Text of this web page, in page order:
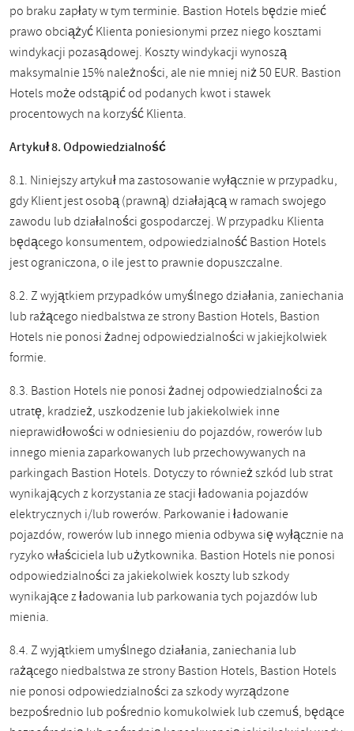
po braku zapłaty w tym terminie. Bastion Hotels będzie mieć
prawo obciążyć Klienta poniesionymi przez niego kosztami
windykacji pozasądowej. Koszty windykacji wynoszą
maksymalnie 15% należności, ale nie mniej niż 50 EUR. Bastion
Hotels może odstąpić od podanych kwot i stawek
procentowych na korzyść Klienta.
Artykuł 8. Odpowiedzialność
8.1. Niniejszy artykuł ma zastosowanie wyłącznie w przypadku,
gdy Klient jest osobą (prawną) działającą w ramach swojego
zawodu lub działalności gospodarczej. W przypadku Klienta
będącego konsumentem, odpowiedzialność Bastion Hotels
jest ograniczona, o ile jest to prawnie dopuszczalne.
8.2. Z wyjątkiem przypadków umyślnego działania, zaniechania
lub rażącego niedbalstwa ze strony Bastion Hotels, Bastion
Hotels nie ponosi żadnej odpowiedzialności w jakiejkolwiek
formie.
8.3. Bastion Hotels nie ponosi żadnej odpowiedzialności za
utratę, kradzież, uszkodzenie lub jakiekolwiek inne
nieprawidłowości w odniesieniu do pojazdów, rowerów lub
innego mienia zaparkowanych lub przechowywanych na
parkingach Bastion Hotels. Dotyczy to również szkód lub strat
wynikających z korzystania ze stacji ładowania pojazdów
elektrycznych i/lub rowerów. Parkowanie i ładowanie
pojazdów, rowerów lub innego mienia odbywa się wyłącznie na
ryzyko właściciela lub użytkownika. Bastion Hotels nie ponosi
odpowiedzialności za jakiekolwiek koszty lub szkody
wynikające z ładowania lub parkowania tych pojazdów lub
mienia.
8.4. Z wyjątkiem umyślnego działania, zaniechania lub
rażącego niedbalstwa ze strony Bastion Hotels, Bastion Hotels
nie ponosi odpowiedzialności za szkody wyrządzone
bezpośrednio lub pośrednio komukolwiek lub czemuś, będące